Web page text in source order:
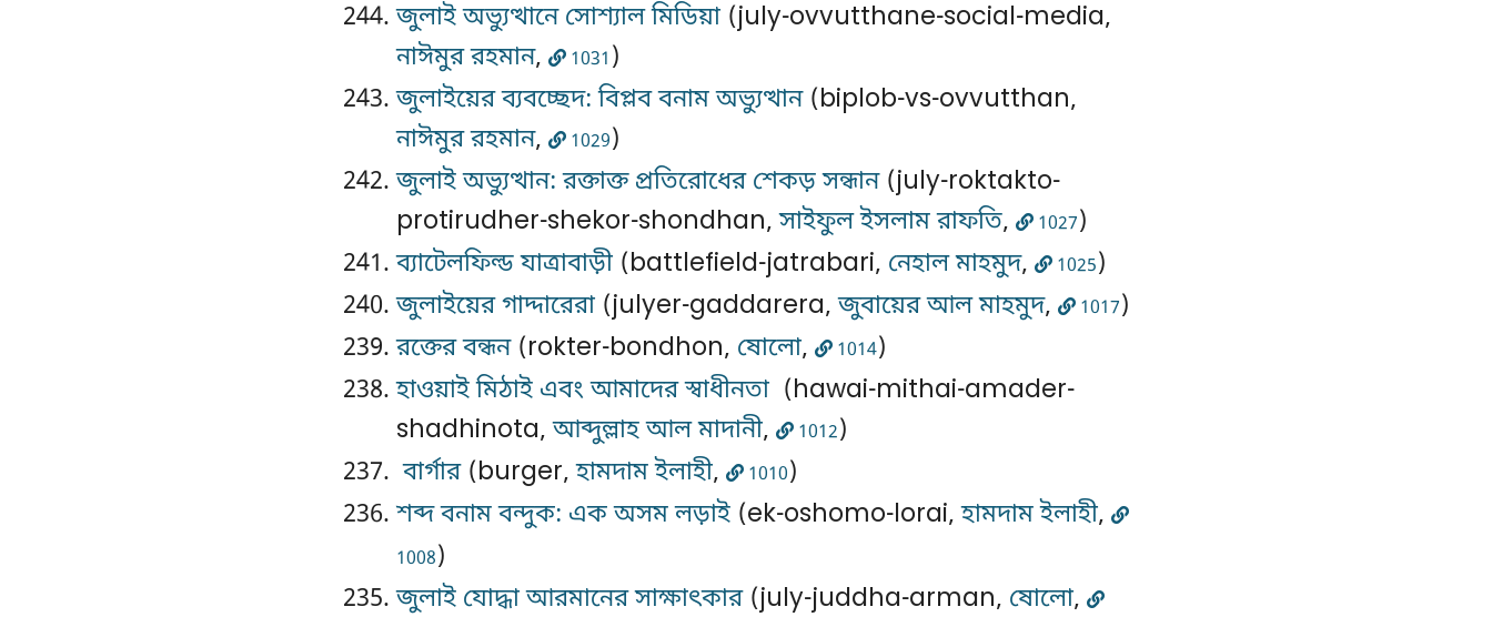
জুলাই অভ্যুত্থানে সোশ্যাল মিডিয়া (july-ovvutthane-social-media,
নাঈমুর রহমান, 1031 )
জুলাইয়ের ব্যবচ্ছেদ: বিপ্লব বনাম অভ্যুত্থান(biplob-vs-ovvutthan,
নাঈমুর রহমান, 1029)
জুলাই অভ্যুত্থান: রক্তাক্ত প্রতিরোধের শেকড় সন্ধান(july-roktakto-
protirudher-shekor-shondhan,সাইফুল ইসলাম রাফতি, 1027)
ব্যাটেলফিল্ড যাত্রাবাড়ী (battlefield-jatrabari, নেহাল মাহমুদ, 1025)
জুলাইয়ের গাদ্দারেরা (julyer-gaddarera,জুবায়ের আল মাহমুদ, 1017)
রক্তের বন্ধন(rokter-bondhon, ষোলো, 1014)
হাওয়াই মিঠাই এবং আমাদের স্বাধীনতা (hawai-mithai-amader-
shadhinota,আব্দুল্লাহ আল মাদানী, 1012)
বার্গার(burger,হামদাম ইলাহী, 1010)
শব্দ বনাম বন্দুক: এক অসম লড়াই (ek-oshomo-lorai,হামদাম ইলাহী,
1008)
জুলাই যোদ্ধা আরমানের সাক্ষাৎকার(july-juddha-arman, ষোলো,